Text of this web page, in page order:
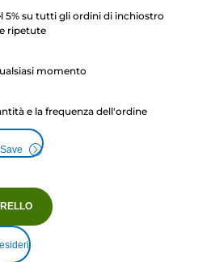
5% su tutti gli ordini di inchiostro
ripetute
momento
e la frequenza dell'ordine